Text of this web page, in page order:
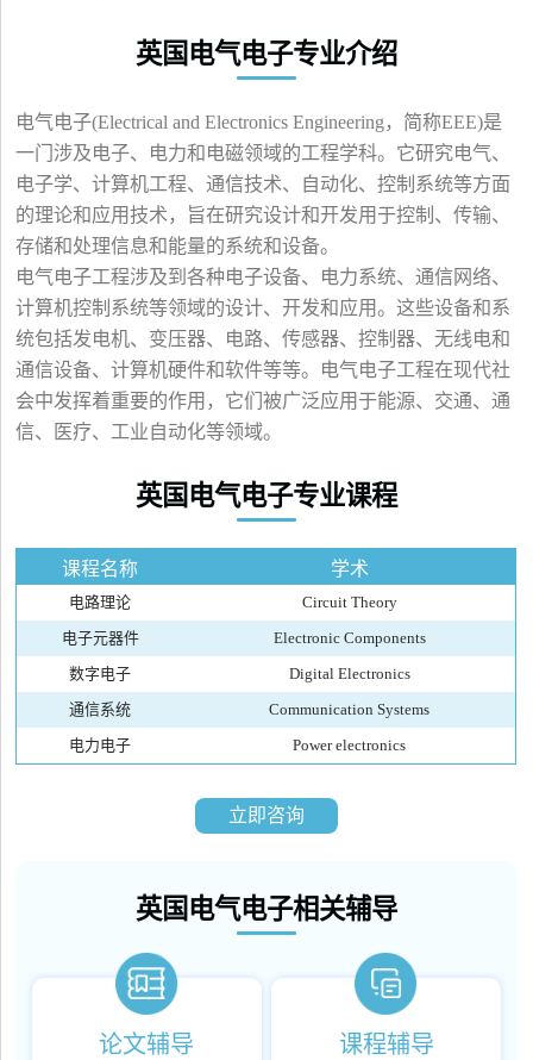
环境工程
机械工程
电气电子
计算机科学
英国电气电子专业介绍
电气电子(Electrical and Electronics Engineering，简称EEE)是
一门涉及电子、电力和电磁领域的工程学科。它研究电气、
电子学、计算机工程、通信技术、自动化、控制系统等方面
的理论和应用技术，旨在研究设计和开发用于控制、传输、
存储和处理信息和能量的系统和设备。
电气电子工程涉及到各种电子设备、电力系统、通信网络、
计算机控制系统等领域的设计、开发和应用。这些设备和系
统包括发电机、变压器、电路、传感器、控制器、无线电和
通信设备、计算机硬件和软件等等。电气电子工程在现代社
会中发挥着重要的作用，它们被广泛应用于能源、交通、通
信、医疗、工业自动化等领域。
英国电气电子专业课程
课程名称 学术
电路理论
Circuit Theory
电子元器件
Electronic Components
数字电子
Digital Electronics
通信系统
Communication Systems
电力电子
Power electronics
立即咨询
英国电气电子相关辅导
论文辅导 课程辅导